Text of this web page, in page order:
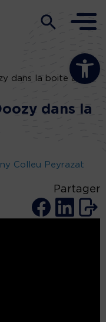
Ouvrir la
dans la boite à
dans la
Colleu Peyrazat
Partager